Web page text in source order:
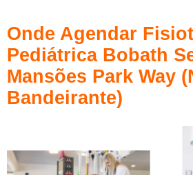
Onde Agendar
Pediátrica Bobath
Mansões Park Way
Bandeirante)